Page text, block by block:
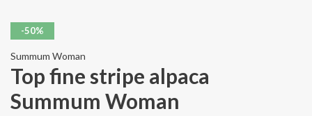
-50%
Summum Woman
Top fine stripe alpaca
Summum Woman